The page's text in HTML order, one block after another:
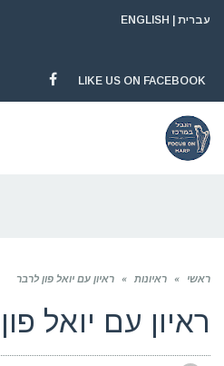
עברית ENGLISH
LIKE US ON FACEBOOK
FACEBOOK
ראשי » ראיונות » ראיון עם יואל פון לרבר
ראיון עם יואל